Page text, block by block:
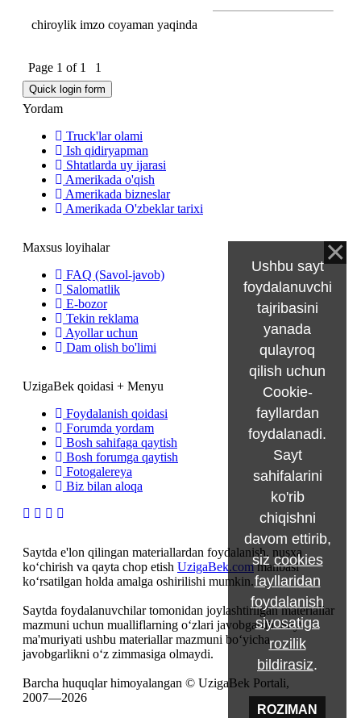
chiroylik imzo coyaman yaqinda
Page 1 of 1 1
Yordam
Truck'lar olami
Ish qidiryapman
Shtatlarda uy ijarasi
Amerikada o'qish
Amerikada bizneslar
Amerikada O'zbeklar tarixi
Maxsus loyihalar
FAQ (Savol-javob)
Salomatlik
E-bozor
Tekin reklama
Ayollar uchun
Dam olish bo'limi
UzigaBek qoidasi + Menyu
Foydalanish qoidasi
Forumda yordam
Bosh sahifaga qaytish
Bosh forumga qaytish
Fotogalereya
Biz bilan aloqa
Saytda e'lon qilingan materiallardan foydalanish, nusxa
ko‘chirish va qayta chop etish UzigaBek.commanbasi
ko‘rsatilgan holda amalga oshirilishi mumkin.
Saytda foydalanuvchilar tomonidan joylashtirilgan materiallar
mazmuni uchun mualliflarning o‘zlari javobgardir. Sayt
ma'muriyati ushbu materiallar mazmuni bo‘yicha
javobgarlikni o‘z zimmasiga olmaydi.
Barcha huquqlar himoyalangan © UzigaBek Portali,
2007—2026
Ushbu sayt
foydalanuvchi
tajribasini
yanada
qulayroq
qilish uchun
Cookie-
fayllardan
foydalanadi.
Sayt
sahifalarini
ko'rib
chiqishni
davom ettirib,
sizcookies
fayllaridan
foydalanish
siyosatiga
rozilik
bildirasiz.
ROZIMAN